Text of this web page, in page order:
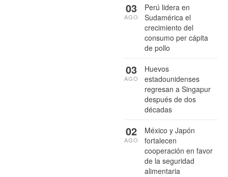
Perú lidera en
Sudamérica el
crecimiento del
consumo per cápita
de pollo
03
AGO
Huevos
estadounidenses
regresan a Singapur
después de dos
décadas
03
AGO
México y Japón
fortalecen
cooperación en favor
de la seguridad
alimentaria
02
AGO